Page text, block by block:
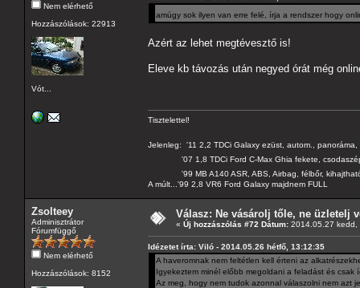
Nem elérhető
Hozzászólások: 22913
Vót...
amúgy sok ilyen van erre felé, írja a rendszer hogy
Azért az lehet megtévesztő is!
Eleve kb távozás után negyed órát még
Tisztelettel!
Jelenleg: '11 2,2 TDCi Galaxy ezüst, autom.,
'07 1,8 TDCi Ford C-Max Ghia fekete,
'99 MB A140 ASR, ABS, Airbag, félbőr, kihajtható
A múlt...'99 2,8 VR6 Ford Galaxy majdnem FULL
Zsolteey
Adminisztrátor
Fórumfüggő
Nem elérhető
Hozzászólások: 8152
Válasz: Ne vásárolj tőle, ne üzletelj
« Új hozzászólás #72 Dátum: 2014.05.27 kedd,
Idézetet írta: Viló - 2014.05.26 hétfő, 13:12:35
A haveromnak nem feltétlen kell érteni az
Igyekeztem minél előbb megoldani a feladást és csak
Az meg, hogy nem tudok azonnal válaszolni nem azt